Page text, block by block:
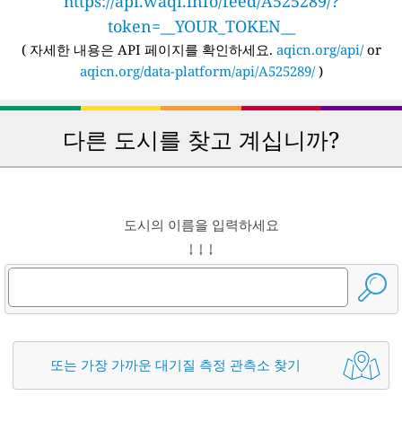
token=__YOUR_TOKEN__
( 자세한 내용은 API 페이지를 확인하세요. aqicn.org/api/or
aqicn.org/data-platform/api/A525289/)
다른 도시를 찾고 계십니까?
도시의 이름을 입력하세요
↓ ↓ ↓
또는 가장 가까운 대기질 측정 관측소 찾기